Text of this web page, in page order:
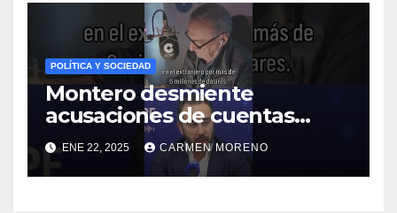
POLÍTICA Y SOCIEDAD
Montero desmiente
acusaciones de cuentas
exteriores de Aldama y
anuncia medidas legales
ENE 22, 2025 CARMEN MORENO